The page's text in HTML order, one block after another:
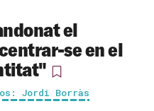
el
se en el
Jordi Borràs